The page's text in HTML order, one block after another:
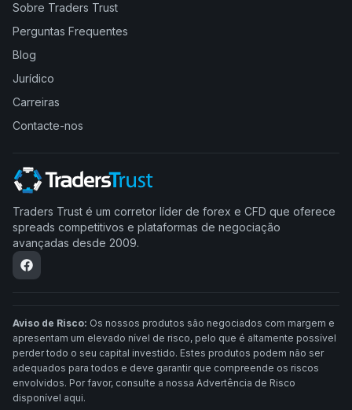
Sobre Traders Trust
Perguntas Frequentes
Blog
Jurídico
Carreiras
Contacte-nos
Traders Trust é um corretor líder de forex e CFD que oferece
spreads competitivos e plataformas de negociação
avançadas desde 2009.
Aviso de Risco: Os nossos produtos são negociados com margem e
apresentam um elevado nível de risco, pelo que é altamente possível
perder todo o seu capital investido. Estes produtos podem não ser
adequados para todos e deve garantir que compreende os riscos
envolvidos. Por favor, consulte a nossa Advertência de Risco
disponível aqui.